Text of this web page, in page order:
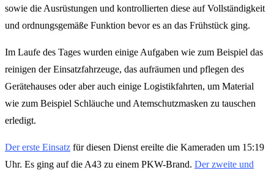
sowie die Ausrüstungen und kontrollierten diese auf Vollständigkeit
und ordnungsgemäße Funktion bevor es an das Frühstück ging.
Im Laufe des Tages wurden einige Aufgaben wie zum Beispiel das
reinigen der Einsatzfahrzeuge, das aufräumen und pflegen des
Gerätehauses oder aber auch einige Logistikfahrten, um Material
wie zum Beispiel Schläuche und Atemschutzmasken zu tauschen
erledigt.
Der erste Einsatz für diesen Dienst ereilte die Kameraden um 15:19
Uhr. Es ging auf die A43 zu einem PKW-Brand. Der zweite und